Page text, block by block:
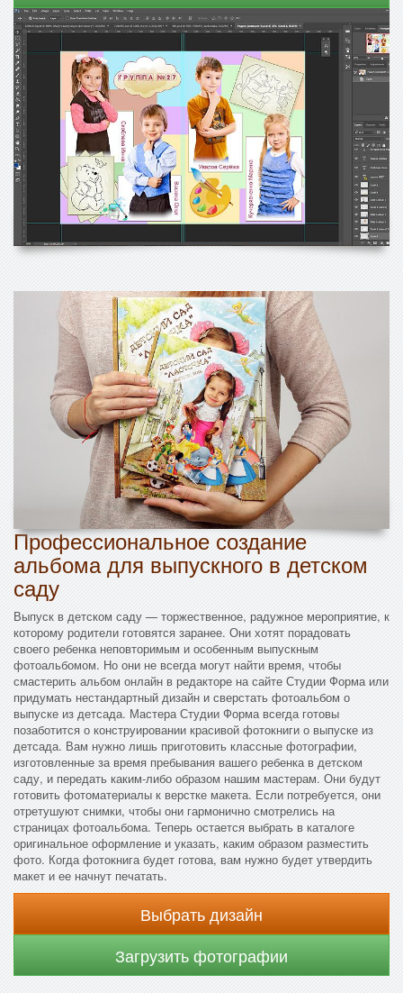
Профессиональное создание
альбома для выпускного в детском
саду
Выпуск в детском саду — торжественное, радужное мероприятие, к
которому родители готовятся заранее. Они хотят порадовать
своего ребенка неповторимым и особенным выпускным
фотоальбомом. Но они не всегда могут найти время, чтобы
смастерить альбом онлайн в редакторе на сайте Студии Форма или
придумать нестандартный дизайн и сверстать фотоальбом о
выпуске из детсада. Мастера Студии Форма всегда готовы
позаботится о конструировании красивой фотокниги о выпуске из
детсада. Вам нужно лишь приготовить классные фотографии,
изготовленные за время пребывания вашего ребенка в детском
саду, и передать каким-либо образом нашим мастерам. Они будут
готовить фотоматериалы к верстке макета. Если потребуется, они
отретушуют снимки, чтобы они гармонично смотрелись на
страницах фотоальбома. Теперь остается выбрать в каталоге
оригинальное оформление и указать, каким образом разместить
фото. Когда фотокнига будет готова, вам нужно будет утвердить
макет и ее начнут печатать.
Выбрать дизайн
Загрузить фотографии